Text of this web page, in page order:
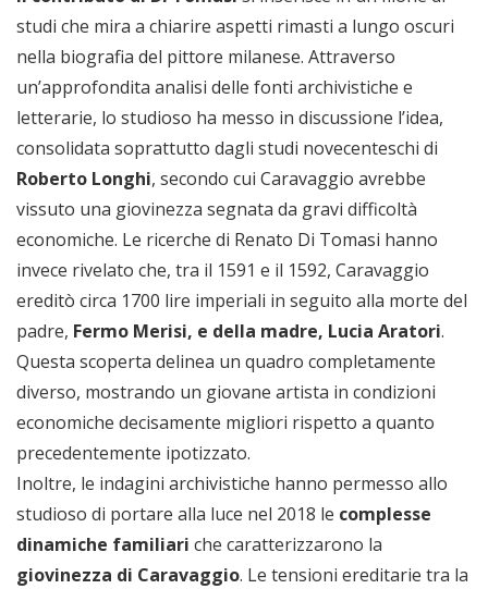
studi che mira a chiarire aspetti rimasti a lungo oscuri
nella biografia del pittore milanese. Attraverso
un’approfondita analisi delle fonti archivistiche e
letterarie, lo studioso ha messo in discussione l’idea,
consolidata soprattutto dagli studi novecenteschi di
Roberto Longhi, secondo cui Caravaggio avrebbe
vissuto una giovinezza segnata da gravi difficoltà
economiche. Le ricerche di Renato Di Tomasi hanno
invece rivelato che, tra il 1591 e il 1592, Caravaggio
ereditò circa 1700 lire imperiali in seguito alla morte del
padre, Fermo Merisi, e della madre, Lucia Aratori.
Questa scoperta delinea un quadro completamente
diverso, mostrando un giovane artista in condizioni
economiche decisamente migliori rispetto a quanto
precedentemente ipotizzato.
Inoltre, le indagini archivistiche hanno permesso allo
studioso di portare alla luce nel 2018 le complesse
dinamiche familiari che caratterizzarono la
giovinezza di Caravaggio. Le tensioni ereditarie tra la